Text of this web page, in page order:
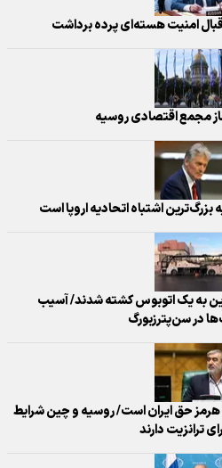
قبال امنیت هسته‌ای پرده برداشت
مجمع اقتصادی روسیه
بزرگ‌ترین اشتباه اتحادیه اروپا است
به یک اتوبوس کشته شدند/ آسیب
در سن‌پترزبورگ
هرمز حق ایران است/ روسیه و چین شرایط
ترانزیت دارند